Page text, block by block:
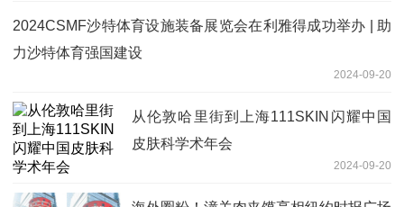
2024CSMF沙特体育设施装备展览会在利雅得成功举办 | 助
力沙特体育强国建设
2024-09-20
从伦敦哈里街到上海111SKIN闪耀中国
皮肤科学术年会
2024-09-20